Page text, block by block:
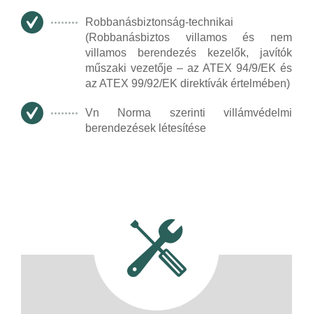
Robbanásbiztonság-technikai
(Robbanásbiztos villamos és nem
villamos berendezés kezelők, javítók
műszaki vezetője – az ATEX 94/9/EK és
az ATEX 99/92/EK direktívák értelmében)
Vn Norma szerinti villámvédelmi
berendezések létesítése